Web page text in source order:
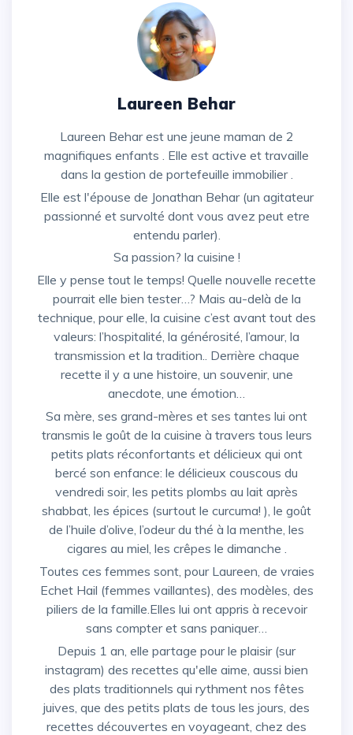
Laureen Behar
Laureen Behar est une jeune maman de 2
magnifiques enfants . Elle est active et travaille
dans la gestion de portefeuille immobilier .
Elle est l'épouse de Jonathan Behar (un agitateur
passionné et survolté dont vous avez peut etre
entendu parler).
Sa passion? la cuisine !
Elle y pense tout le temps! Quelle nouvelle recette
pourrait elle bien tester…? Mais au-delà de la
technique, pour elle, la cuisine c’est avant tout des
valeurs: l’hospitalité, la générosité, l’amour, la
transmission et la tradition.. Derrière chaque
recette il y a une histoire, un souvenir, une
anecdote, une émotion…
Sa mère, ses grand-mères et ses tantes lui ont
transmis le goût de la cuisine à travers tous leurs
petits plats réconfortants et délicieux qui ont
bercé son enfance: le délicieux couscous du
vendredi soir, les petits plombs au lait après
shabbat, les épices (surtout le curcuma! ), le goût
de l’huile d’olive, l’odeur du thé à la menthe, les
cigares au miel, les crêpes le dimanche .
Toutes ces femmes sont, pour Laureen, de vraies
Echet Hail (femmes vaillantes), des modèles, des
piliers de la famille.Elles lui ont appris à recevoir
sans compter et sans paniquer…
Depuis 1 an, elle partage pour le plaisir (sur
instagram) des recettes qu'elle aime, aussi bien
des plats traditionnels qui rythment nos fêtes
juives, que des petits plats de tous les jours, des
recettes découvertes en voyageant, chez des